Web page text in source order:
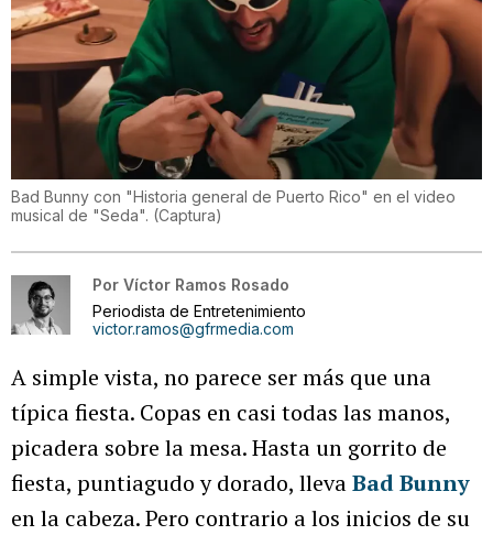
Bad Bunny con "Historia general de Puerto Rico" en el video
musical de "Seda". (Captura)
Por Víctor Ramos Rosado
Periodista de Entretenimiento
victor.ramos@gfrmedia.com
A simple vista, no parece ser más que una
típica fiesta. Copas en casi todas las manos,
picadera sobre la mesa. Hasta un gorrito de
fiesta, puntiagudo y dorado, llevaBad Bunny
en la cabeza. Pero contrario a los inicios de su